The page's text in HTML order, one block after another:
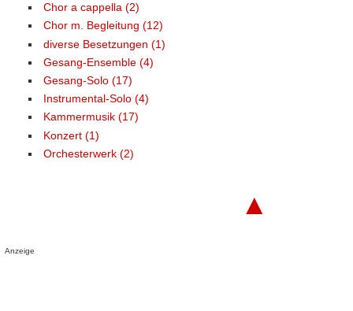
Chor a cappella (2)
Chor m. Begleitung (12)
diverse Besetzungen (1)
Gesang-Ensemble (4)
Gesang-Solo (17)
Instrumental-Solo (4)
Kammermusik (17)
Konzert (1)
Orchesterwerk (2)
▲
Anzeige